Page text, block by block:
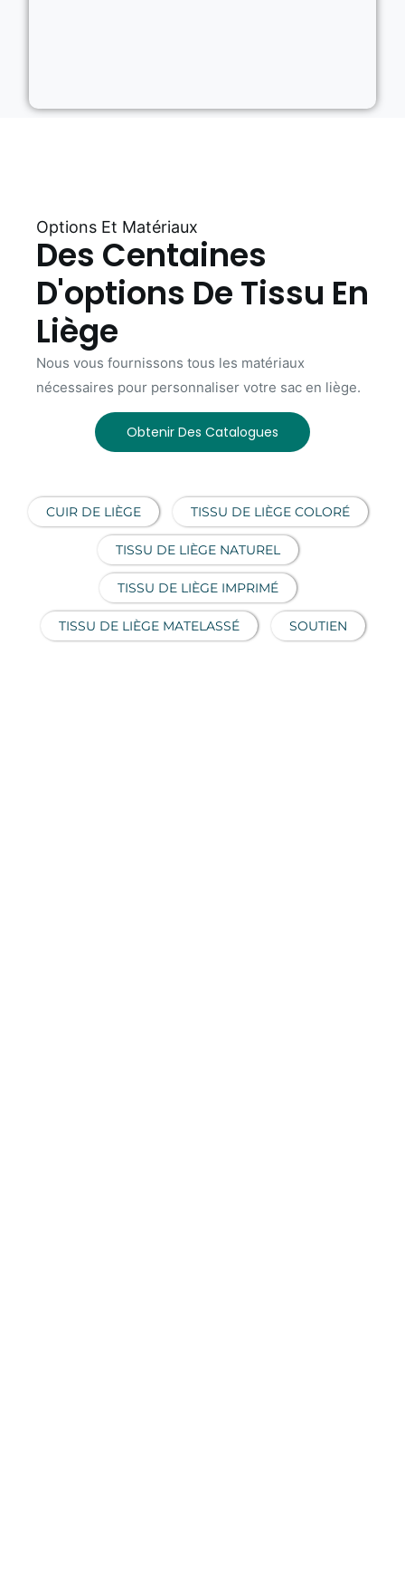
Options Et Matériaux
Des Centaines
D'options De Tissu En
Liège
Nous vous fournissons tous les matériaux
nécessaires pour personnaliser votre sac en liège.
Obtenir Des Catalogues
CUIR DE LIÈGE TISSU DE LIÈGE COLORÉ
TISSU DE LIÈGE NATUREL
TISSU DE LIÈGE IMPRIMÉ
TISSU DE LIÈGE MATELASSÉ SOUTIEN